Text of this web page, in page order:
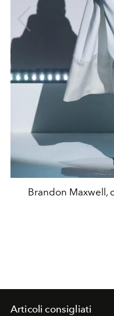
Brandon Maxwell,
Articoli consigliati